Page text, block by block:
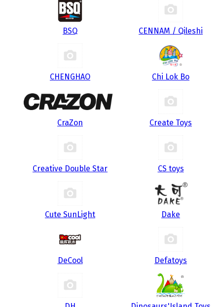
BSQ CENNAM / Qileshi
CHENGHAO Chi Lok Bo
CraZon Create Toys
Creative Double Star CS toys
Cute SunLight Dake
DeCool Defatoys